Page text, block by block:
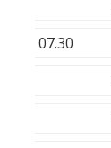
07.30